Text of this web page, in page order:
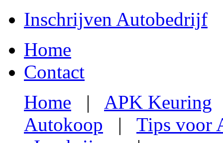
Inschrijven Autobedrijf
Home
Contact
Home | APK Keuring
Autokoop | Tips voor